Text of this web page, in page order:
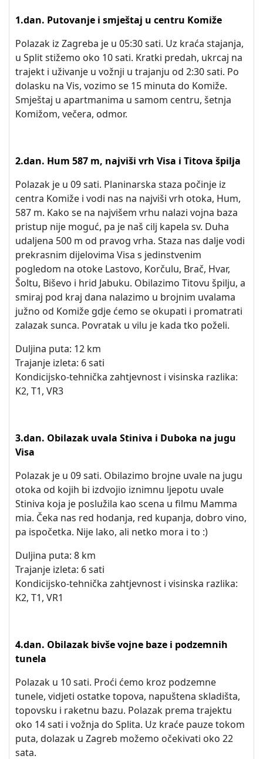
1.dan. Putovanje i smještaj u centru Komiže
Polazak iz Zagreba je u 05:30 sati. Uz kraća stajanja,
u Split stižemo oko 10 sati. Kratki predah, ukrcaj na
trajekt i uživanje u vožnji u trajanju od 2:30 sati. Po
dolasku na Vis, vozimo se 15 minuta do Komiže.
Smještaj u apartmanima u samom centru, šetnja
Komižom, večera, odmor.
2.dan. Hum 587 m, najviši vrh Visa i Titova špilja
Polazak je u 09 sati. Planinarska staza počinje iz
centra Komiže i vodi nas na najviši vrh otoka, Hum,
587 m. Kako se na najvišem vrhu nalazi vojna baza
pristup nije moguć, pa je naš cilj kapela sv. Duha
udaljena 500 m od pravog vrha. Staza nas dalje vodi
prekrasnim dijelovima Visa s jedinstvenim
pogledom na otoke Lastovo, Korčulu, Brač, Hvar,
Šoltu, Biševo i hrid Jabuku. Obilazimo Titovu špilju, a
smiraj pod kraj dana nalazimo u brojnim uvalama
južno od Komiže gdje ćemo se okupati i promatrati
zalazak sunca. Povratak u vilu je kada tko poželi.
Duljina puta: 12 km
Trajanje izleta: 6 sati
Kondicijsko-tehnička zahtjevnost i visinska razlika:
K2, T1, VR3
3.dan. Obilazak uvala Stiniva i Duboka na jugu
Visa
Polazak je u 09 sati. Obilazimo brojne uvale na jugu
otoka od kojih bi izdvojio iznimnu ljepotu uvale
Stiniva koja je poslužila kao scena u filmu Mamma
mia. Čeka nas red hodanja, red kupanja, dobro vino,
pa ispočetka. Nije lako, ali netko mora i to :)
Duljina puta: 8 km
Trajanje izleta: 6 sati
Kondicijsko-tehnička zahtjevnost i visinska razlika:
K2, T1, VR1
4.dan. Obilazak bivše vojne baze i podzemnih
tunela
Polazak u 10 sati. Proći ćemo kroz podzemne
tunele, vidjeti ostatke topova, napuštena skladišta,
topovsku i raketnu bazu. Polazak prema trajektu
oko 14 sati i vožnja do Splita. Uz kraće pauze tokom
puta, dolazak u Zagreb možemo očekivati oko 22
sata.